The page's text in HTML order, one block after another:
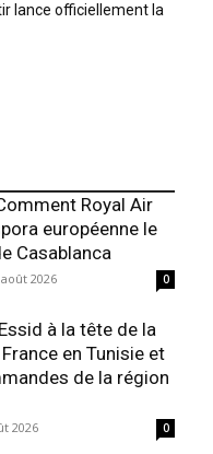
lance officiellement la
Royal Air
européenne le
Casablanca
2026 0
à la tête de la
en Tunisie et
de la région
2026 0